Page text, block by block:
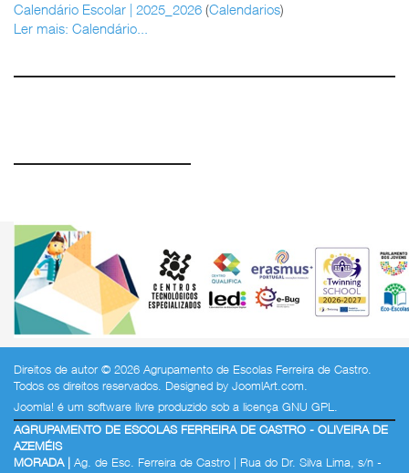
Calendário Escolar | 2025_2026 (Calendarios)
Ler mais: Calendário...
Direitos de autor © 2026 Agrupamento de Escolas Ferreira de Castro.
Todos os direitos reservados. Designed by JoomlArt.com.
Joomla! é um software livre produzido sob a licença GNU GPL.
AGRUPAMENTO DE ESCOLAS FERREIRA DE CASTRO - OLIVEIRA DE
AZEMÉIS
MORADA | Ag. de Esc. Ferreira de Castro | Rua do Dr. Silva Lima, s/n -